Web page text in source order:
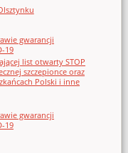
gwarancji
19
list otwarty STOP
szczepionce oraz
Polski i inne
gwarancji
19